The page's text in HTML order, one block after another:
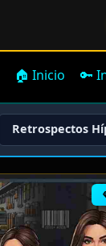
🏠 Inicio 🔑
Retrospectos